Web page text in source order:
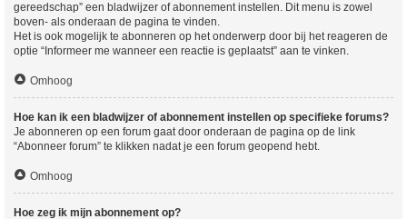
gereedschap” een bladwijzer of abonnement instellen. Dit menu is zowel
boven- als onderaan de pagina te vinden.
Het is ook mogelijk te abonneren op het onderwerp door bij het reageren de
optie “Informeer me wanneer een reactie is geplaatst” aan te vinken.
Omhoog
Hoe kan ik een bladwijzer of abonnement instellen op specifieke forums?
Je abonneren op een forum gaat door onderaan de pagina op de link
“Abonneer forum” te klikken nadat je een forum geopend hebt.
Omhoog
Hoe zeg ik mijn abonnement op?